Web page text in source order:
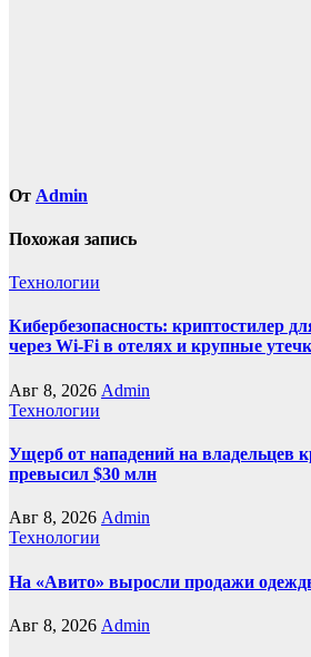
От Admin
Похожая запись
Технологии
Кибербезопасность: криптостилер
через Wi-Fi в отелях и крупные
Авг 8, 2026 Admin
Технологии
Ущерб от нападений на владельцев
превысил $30 млн
Авг 8, 2026 Admin
Технологии
На «Авито» выросли продажи
Авг 8, 2026 Admin